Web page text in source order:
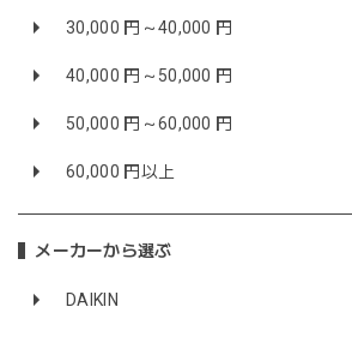
30,000 円～40,000 円
40,000 円～50,000 円
50,000 円～60,000 円
60,000 円以上
メーカーから選ぶ
DAIKIN